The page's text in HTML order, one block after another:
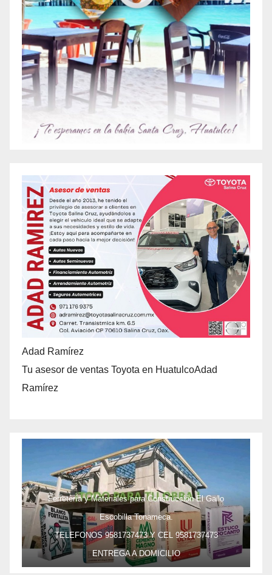
Adad Ramírez
Tu asesor de ventas Toyota en HuatulcoAdad
Ramírez
Ferretería y Materiales para Construcción El Gallo
Escobilla Tonameca.
TELEFONOS 9581737473 Y CEL 9581737473
ENTREGA A DOMICILIO